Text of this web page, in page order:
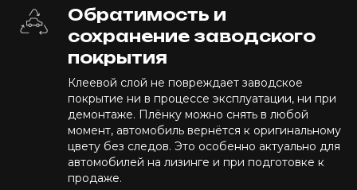
Обратимость и
сохранение заводского
покрытия
Клеевой слой не повреждает заводское
покрытие ни в процессе эксплуатации, ни при
демонтаже. Плёнку можно снять в любой
момент, автомобиль вернётся к оригинальному
цвету без следов. Это особенно актуально для
автомобилей на лизинге и при подготовке к
продаже.